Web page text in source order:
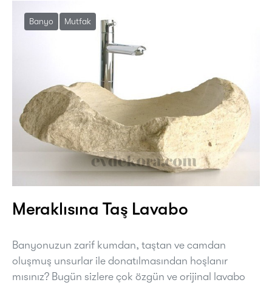
Banyo Mutfak
Meraklısına Taş Lavabo
Banyonuzun zarif kumdan, taştan ve camdan
oluşmuş unsurlar ile donatılmasından hoşlanır
mısınız? Bugün sizlere çok özgün ve orijinal lavabo